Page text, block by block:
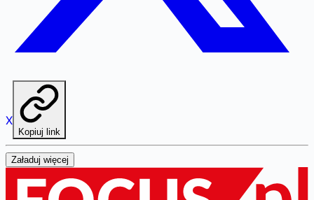
X
Kopiuj link
Załaduj więcej